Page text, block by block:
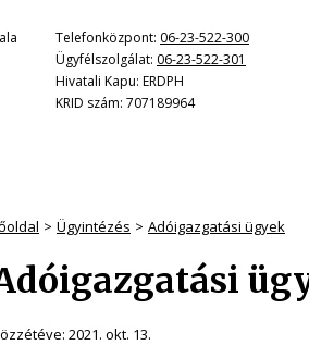
Telefonközpont: 06-23-522-300
Ügyfélszolgálat: 06-23-522-301
Hivatali Kapu: ERDPH
KRID szám: 707189964
Ügyintézés Adóigazgatási ügyek
2021. okt. 13.